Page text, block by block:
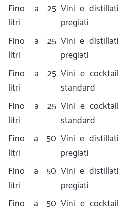
Fino a 25
litri
Vini e distillati
pregiati
Fino a 25
litri
Vini e distillati
pregiati
Fino a 25
litri
Vini e cocktail
standard
Fino a 25
litri
Vini e cocktail
standard
Fino a 50
litri
Vini e distillati
pregiati
Fino a 50
litri
Vini e distillati
pregiati
Fino a 50 Vini e cocktail